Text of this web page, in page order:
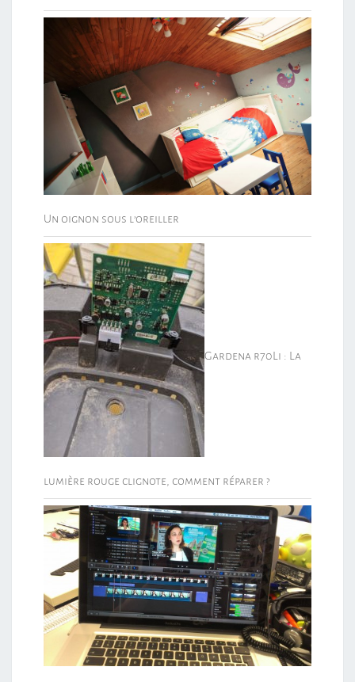
Un oignon sous l’oreiller
Gardena r70Li : La
lumière rouge clignote, comment réparer ?